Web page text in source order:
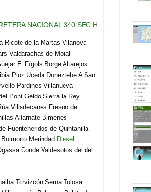
NACIONAL 340 SEC H
Ricote de la Martas Vilanova
Valdarachas de Moral
El Fígols Borge Altarejos
Pioz Uceda Doneztebe A San
Pardines Villanueva
Pont Geldo Sierra la Rey
Villadecanes Fresno de
Alfarnate Bimenes
Fuenteheridos de Quintanilla
Merindad Diesel
Conde Valdesotos del del
Torvizcón Serna Tolosa